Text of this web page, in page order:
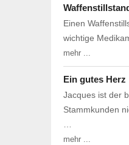
Einen
wichtige
mehr ...
Ein gutes Herz
Jacques ist der
Stammkunden
…
mehr ...